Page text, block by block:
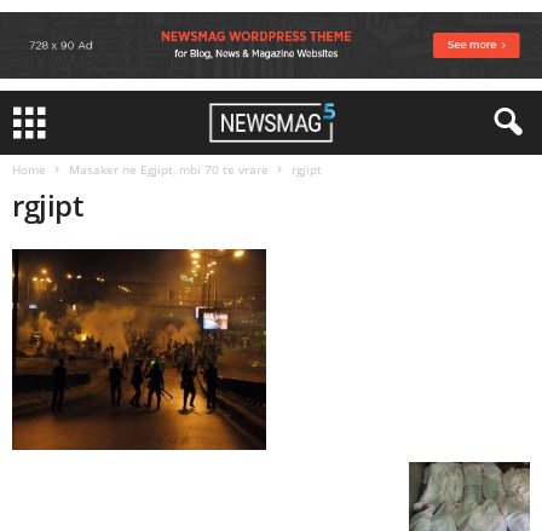
Home Masaker ne Egjipt, mbi 70 te vrare rgjipt
rgjipt